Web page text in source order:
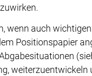
wenn auch
Positionspapier